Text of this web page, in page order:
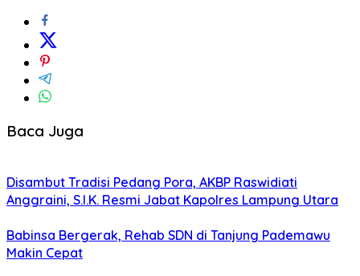
Baca Juga
Disambut Tradisi Pedang Pora, AKBP Raswidiati
Anggraini, S.I.K. Resmi Jabat Kapolres Lampung Utara
Babinsa Bergerak, Rehab SDN di Tanjung Pademawu
Makin Cepat